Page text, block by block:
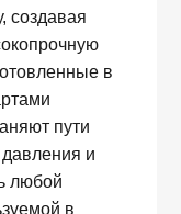
создавая
в
пути
и
любой
в